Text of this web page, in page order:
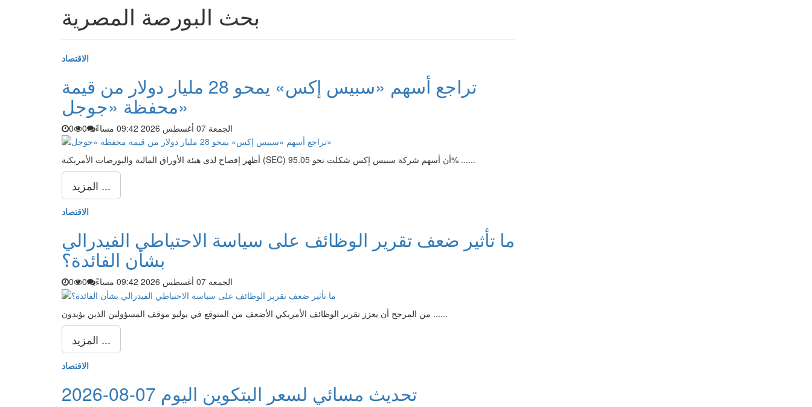
بحث البورصة المصرية
الاقتصاد
تراجع أسهم «سبيس إكس» يمحو 28 مليار دولار من قيمة
محفظة «جوجل»
الجمعة 07 أغسطس 2026 09:42 مساءً 0
0
أظهر إفصاح لدى هيئة الأوراق المالية والبورصات الأمريكية (SEC) أن أسهم شركة سبيس إكس شكلت نحو 95.05% ......
المزيد ...
الاقتصاد
ما تأثير ضعف تقرير الوظائف على سياسة الاحتياطي الفيدرالي
بشأن الفائدة؟
الجمعة 07 أغسطس 2026 09:42 مساءً 0
0
من المرجح أن يعزز تقرير الوظائف الأمريكي الأضعف من المتوقع في يوليو موقف المسؤولين الذين يؤيدون ......
المزيد ...
الاقتصاد
تحديث مسائي لسعر البتكوين اليوم 07-08-2026